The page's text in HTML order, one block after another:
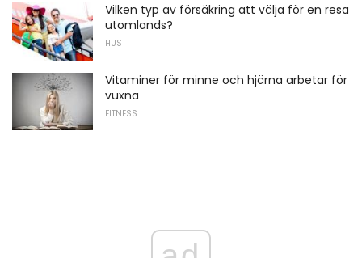
Vilken typ av försäkring att välja för en resa
utomlands?
HUS
Vitaminer för minne och hjärna arbetar för
vuxna
FITNESS